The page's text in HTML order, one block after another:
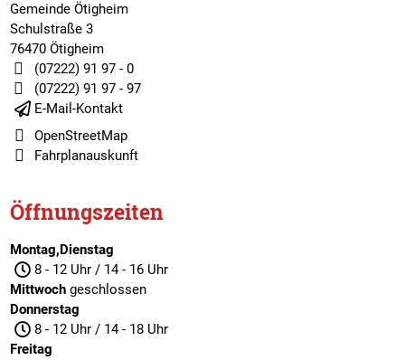
Gemeinde Ötigheim
Schulstraße 3
76470 Ötigheim
(07222) 91 97 - 0
(07222) 91 97 - 97
E-Mail-Kontakt
OpenStreetMap
Fahrplanauskunft
Öffnungszeiten
Montag,Dienstag
8 - 12 Uhr / 14 - 16 Uhr
Mittwochgeschlossen
Donnerstag
8 - 12 Uhr / 14 - 18 Uhr
Freitag